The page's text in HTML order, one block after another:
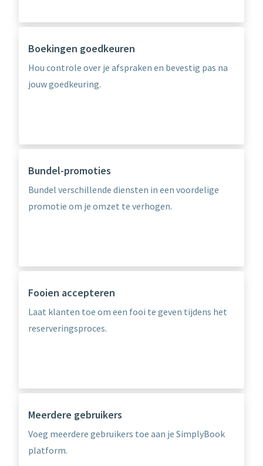
Boekingen goedkeuren
Hou controle over je afspraken en bevestig pas na
jouw goedkeuring.
Bundel-promoties
Bundel verschillende diensten in een voordelige
promotie om je omzet te verhogen.
Fooien accepteren
Laat klanten toe om een fooi te geven tijdens het
reserveringsproces.
Meerdere gebruikers
Voeg meerdere gebruikers toe aan je SimplyBook
platform.